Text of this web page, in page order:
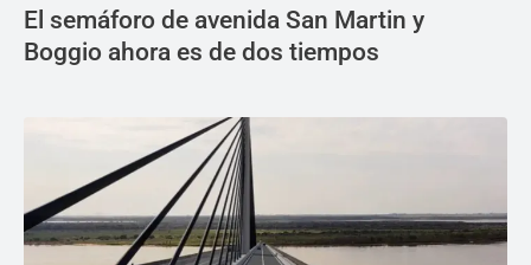
El semáforo de avenida San Martin y
Boggio ahora es de dos tiempos